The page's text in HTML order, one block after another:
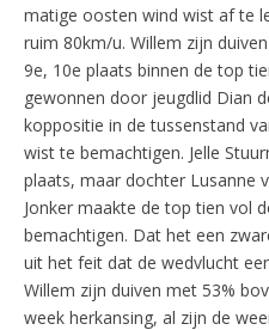
matige oosten wind wist af te
ruim 80km/u. Willem zijn
9e, 10e plaats binnen de top
gewonnen door jeugdlid Dian
koppositie in de tussenstand
wist te bemachtigen. Jelle
plaats, maar dochter Lusanne
Jonker maakte de top tien vol
bemachtigen. Dat het een
uit het feit dat de wedvlucht
Willem zijn duiven met 53%
week herkansing, al zijn de